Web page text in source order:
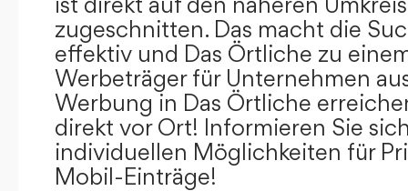
zugeschnitten. Das macht die
effektiv und Das Örtliche zu
Werbeträger für Unternehmen
Werbung in Das Örtliche
direkt vor Ort! Informieren Sie
individuellen Möglichkeiten für
Mobil-Einträge!